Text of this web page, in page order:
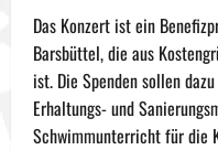
Das Konzert ist ein
Barsbüttel, die aus
ist. Die Spenden sollen
Erhaltungs- und
Schwimmunterricht für die